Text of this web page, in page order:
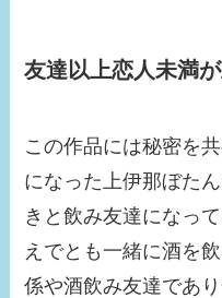
友達以上恋人未満
この作品には秘密を
になった上伊那ぼた
きと飲み友達になっ
えでとも一緒に酒を
係や酒飲み友達であ